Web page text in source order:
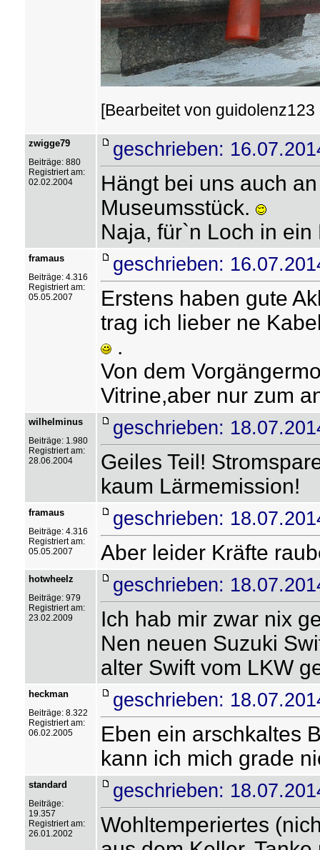
[Bearbeitet von
zwigge79
Beiträge: 880
Registriert am:
02.02.2004
geschrieben:
Hängt bei uns auch
Museumsstück.
Naja, für`n Loch in
framaus
Beiträge: 4.316
Registriert am:
05.05.2007
geschrieben:
Erstens haben gute
trag ich lieber ne
.
Von dem
Vitrine,aber nur zum
wilhelminus
Beiträge: 1.980
Registriert am:
28.06.2004
geschrieben:
Geiles Teil!
kaum Lärmemission!
framaus
Beiträge: 4.316
Registriert am:
05.05.2007
geschrieben:
Aber leider Kräfte
hotwheelz
Beiträge: 979
Registriert am:
23.02.2009
geschrieben:
Ich hab mir zwar nix
Nen neuen Suzuki
alter Swift vom LKW
heckman
Beiträge: 8.322
Registriert am:
06.02.2005
geschrieben:
Eben ein arschkaltes
kann ich mich grade
standard
Beiträge:
19.357
Registriert am:
26.01.2002
geschrieben:
Wohltemperiertes